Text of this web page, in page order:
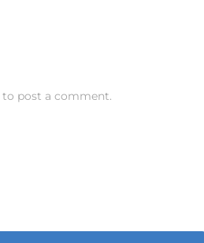
to post a comment.